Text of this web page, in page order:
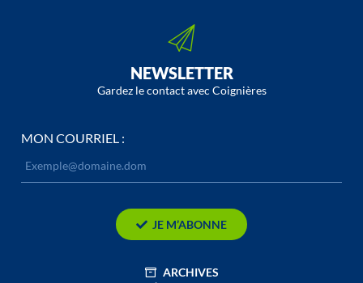
NEWSLETTER
Gardez le contact avec Coignières
MON COURRIEL :
JE M’ABONNE
ARCHIVES